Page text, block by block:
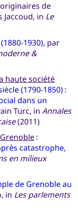
de
Jaccoud, in Le
1930), par
&
haute société
(1790-1850) :
dans un
Turc, in Annales
(2011)
:
catastrophe,
en milieux
de Grenoble au
in Les parlements